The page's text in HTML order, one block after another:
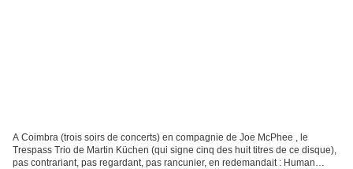
A Coimbra (trois soirs de concerts) en compagnie de Joe McPhee , le
Trespass Trio de Martin Küchen (qui signe cinq des huit titres de ce disque),
pas contrariant, pas regardant, pas rancunier, en redemandait : Human